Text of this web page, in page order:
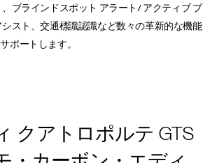
ブラインドスポット アラート/ アクティブ ブ
スト、交通標識認識など数々の革新的な機能
ポートします。
クアトロポルテ GTS